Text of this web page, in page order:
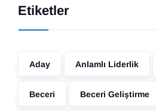
Etiketler
Aday Anlamlı Liderlik
Beceri Beceri Geliştirme